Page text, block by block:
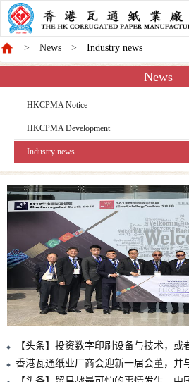
News Industry news
News
HKCPMA Notice
HKCPMA Development
Industry news